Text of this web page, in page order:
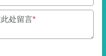
处留言*最多 250 个字符。